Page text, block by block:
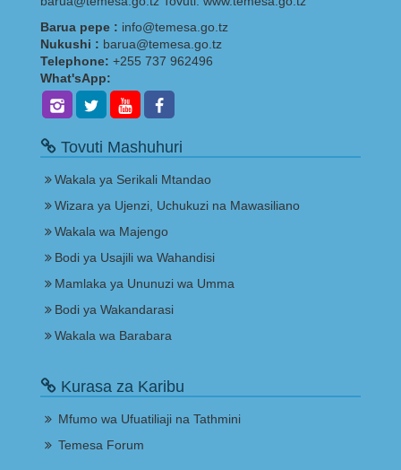
Barua pepe : info@temesa.go.tz
Nukushi : barua@temesa.go.tz
Telephone: +255 737 962496
What'sApp:
Tovuti Mashuhuri
Wakala ya Serikali Mtandao
Wizara ya Ujenzi, Uchukuzi na Mawasiliano
Wakala wa Majengo
Bodi ya Usajili wa Wahandisi
Mamlaka ya Ununuzi wa Umma
Bodi ya Wakandarasi
Wakala wa Barabara
Kurasa za Karibu
Mfumo wa Ufuatiliaji na Tathmini
Temesa Forum